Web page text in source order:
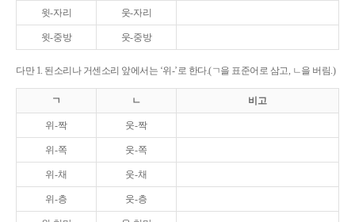
윗-자리 웃-자리
윗-중방 웃-중방
다만 1. 된소리나 거센소리 앞에서는 ‘위-’로 한다.(ㄱ을 표준어로 삼고, ㄴ을 버림.)
ㄱ ㄴ 비고
위-짝 웃-짝
위-쪽 웃-쪽
위-채 웃-채
위-층 웃-층